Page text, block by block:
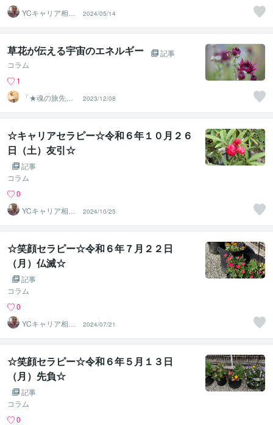
YCキャリア相談
2024/05/14
草花が伝える宇宙のエネルギー
記事
コラム
1
「★魂の旅先案
内人★〜トマ
ス〜」
2023/12/08
☆キャリアセラピー☆令和６年１０月２６
日（土）友引☆
記事
コラム
0
YCキャリア相談
2024/10/25
☆笑顔セラピー☆令和６年７月２２日
（月）仏滅☆
記事
コラム
0
YCキャリア相談
2024/07/21
☆笑顔セラピー☆令和６年５月１３日
（月）先負☆
記事
コラム
0